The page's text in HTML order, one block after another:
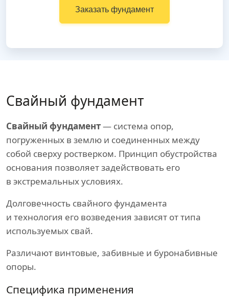
Заказать фундамент
Свайный фундамент
Свайный фундамент— система опор,
погруженных в землю и соединенных между
собой сверху ростверком. Принцип обустройства
основания позволяет задействовать его
в экстремальных условиях.
Долговечность свайного фундамента
и технология его возведения зависят от типа
используемых свай.
Различают винтовые, забивные и буронабивные
опоры.
Специфика применения